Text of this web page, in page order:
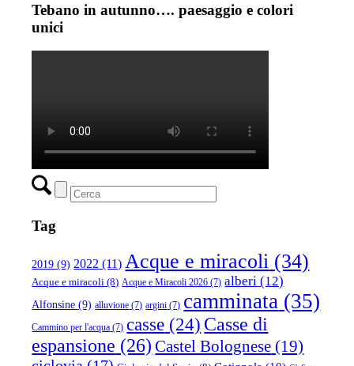
Tebano in autunno…. paesaggio e colori
unici
Tag
2019 (9) 2022 (11) Acque e miracoli (34)
Acque e miracoli (8) Acque e Miracoli 2026 (7) alberi (12)
Alfonsine (9) alluvione (7) argini (7) camminata (35)
Cammino per l'acqua (7) casse (24) Casse di
espansione (26) Castel Bolognese (19)